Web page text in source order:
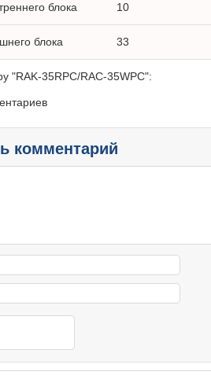
блока 10
блока 33
"RAK-35RPC/RAC-35WPC":
комментарий